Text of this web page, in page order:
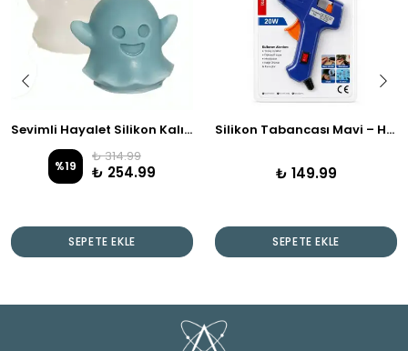
Sevimli Hayalet Silikon Kalıbı - Dekoratif Mum & Sabun Yapımı İçin
%19
₺ 314.99
₺ 254.99
SEPETE EKLE
Silikon Tabancası Mavi – Hızlı Isınan 20W
₺ 149.99
SEPETE EKLE